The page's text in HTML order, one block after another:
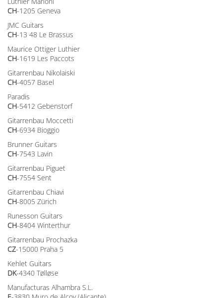
CH-1205 Geneva
JMC Guitars
CH-13 48 Le Brassus
Maurice Ottiger Luthier
CH-1619 Les Paccots
Gitarrenbau Nikolaiski
CH-4057 Basel
Paradis
CH-5412 Gebenstorf
Gitarrenbau Moccetti
CH-6934 Bioggio
Brunner Guitars
CH-7543 Lavin
Gitarrenbau Piguet
CH-7554 Sent
Gitarrenbau Chiavi
CH-8005 Zürich
Runesson Guitars
CH-8404 Winterthur
Gitarrenbau Prochazka
CZ-15000 Praha 5
Kehlet Guitars
DK-4340 Tølløse
Manufacturas Alhambra S.L.